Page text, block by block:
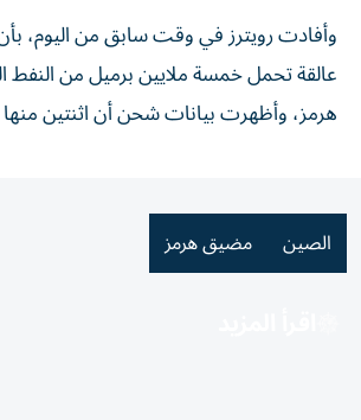
وأفادت رويترز في ⁠وقت سابق من اليوم،
عالقة تحمل خمسة ملايين برميل من النفط
هرمز، وأظهرت ​بيانات شحن أن اثنتين
الصين مضيق هرمز